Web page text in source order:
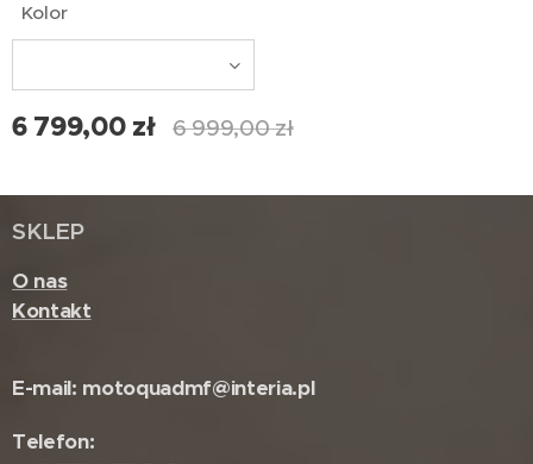
Kolor
6 799,00zł 6 999,00zł
SKLEP
O nas
Kontakt
E-mail: motoquadmf@interia.pl
Telefon: